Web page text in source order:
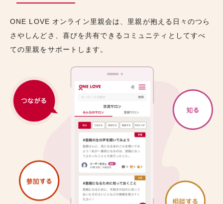
ONE LOVE オンライン里親会は、里親が抱える日々のつら
さやしんどさ、喜びを共有できるコミュニティとしてすべ
ての里親をサポートします。